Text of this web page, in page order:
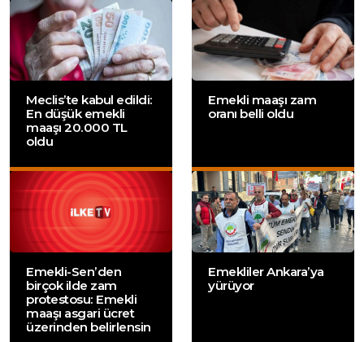
Meclis’te kabul edildi:
En düşük emekli
maaşı 20.000 TL
oldu
Emekli maaşı zam
oranı belli oldu
Emekli-Sen’den
birçok ilde zam
protestosu: Emekli
maaşı asgari ücret
üzerinden belirlensin
Emekliler Ankara’ya
yürüyor